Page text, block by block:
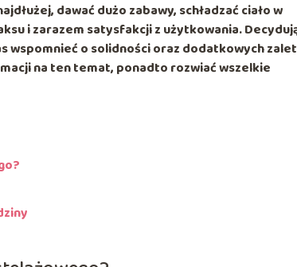
dawać dużo zabawy, schładzać ciało w
i zarazem satysfakcji z użytkowania.
wspomnieć o solidności oraz dodatkowych
na ten temat, ponadto rozwiać wszelkie